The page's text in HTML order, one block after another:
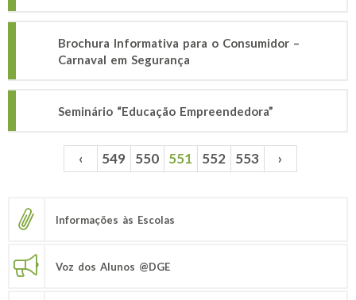
Brochura Informativa para o Consumidor –
Carnaval em Segurança
Seminário “Educação Empreendedora”
Páginas ‹ 549 550 551 552 553 ›
Informações às Escolas
Voz dos Alunos @DGE